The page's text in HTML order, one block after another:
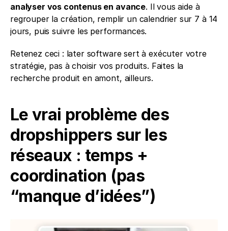
analyser vos contenus en avance. Il vous aide à
regrouper la création, remplir un calendrier sur 7 à 14
jours, puis suivre les performances.
Retenez ceci : later software sert à exécuter votre
stratégie, pas à choisir vos produits. Faites la
recherche produit en amont, ailleurs.
Le vrai problème des
dropshippers sur les
réseaux : temps +
coordination (pas
“manque d’idées”)